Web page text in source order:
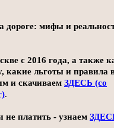
дороге: мифы и
с 2016 года, а также
какие льготы и правила
и скачиваем ЗДЕСЬ (со
.
не платить - узнаем